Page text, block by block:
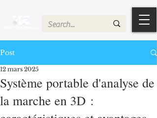
Post
Système portable d'analyse de
la marche en 3D :
12 mars 2025